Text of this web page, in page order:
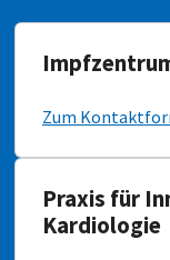
Zum
Praxis für
Kardiologie